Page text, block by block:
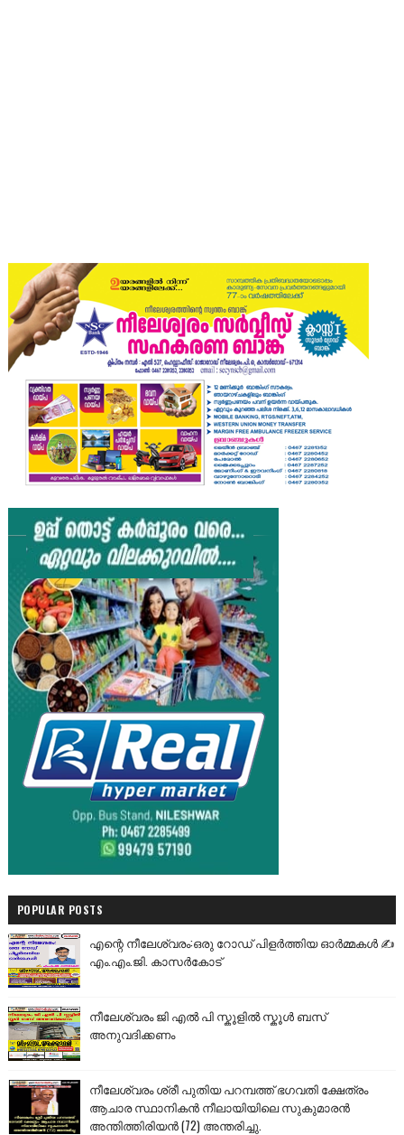
POPULAR POSTS
എന്റെ നീലേശ്വരം:ഒരു റോഡ് പിളർത്തിയ ഓർമ്മകൾ ✍️
എം.എം.ജി. കാസർകോട്
നീലേശ്വരം ജി എൽ പി സ്കൂളിൽ സ്കൂൾ ബസ്
അനുവദിക്കണം
നീലേശ്വരം ശ്രീ പുതിയ പറമ്പത്ത് ഭഗവതി ക്ഷേത്രം
ആചാര സ്ഥാനികൻ നീലായിയിലെ സുകുമാരൻ
അന്തിത്തിരിയൻ (72) അന്തരിച്ചു.